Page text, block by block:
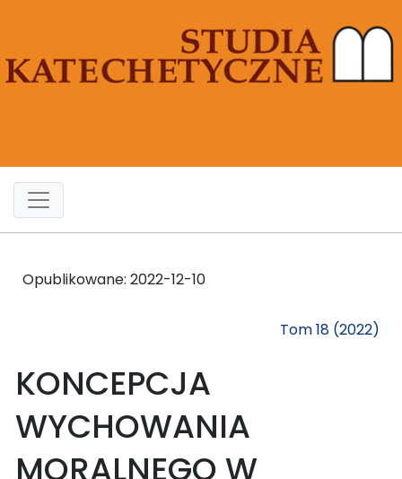
Opublikowane: 2022-12-10
Tom 18 (2022)
KONCEPCJA
WYCHOWANIA
MORALNEGO W